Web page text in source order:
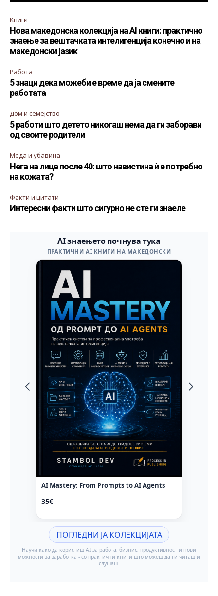
Книги
Нова македонска колекција на AI книги: практично
знаење за вештачката интелигенција конечно и на
македонски јазик
Работа
5 знаци дека можеби е време да ја смените
работата
Дом и семејство
5 работи што детето никогаш нема да ги заборави
од своите родители
Мода и убавина
Нега на лице после 40: што навистина ѝ е потребно
на кожата?
Факти и цитати
Интересни факти што сигурно не сте ги знаеле